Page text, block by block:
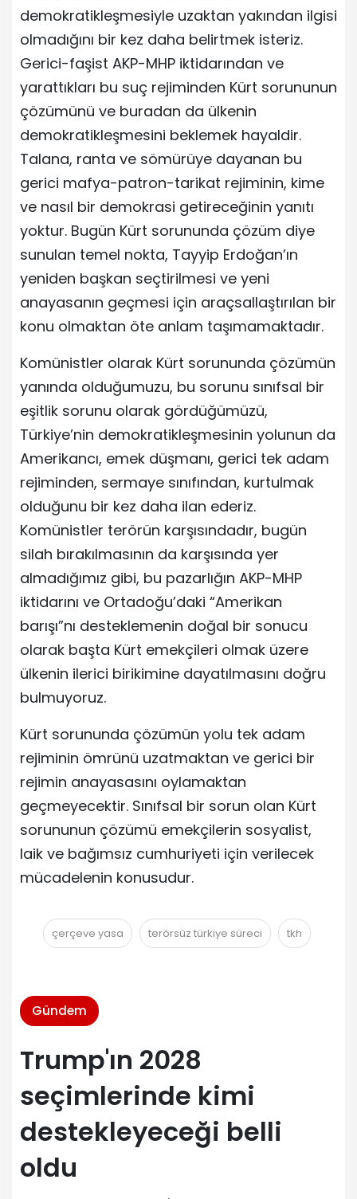
demokratikleşmesiyle uzaktan yakından ilgisi
olmadığını bir kez daha belirtmek isteriz.
Gerici-faşist AKP-MHP iktidarından ve
yarattıkları bu suç rejiminden Kürt sorununun
çözümünü ve buradan da ülkenin
demokratikleşmesini beklemek hayaldir.
Talana, ranta ve sömürüye dayanan bu
gerici mafya-patron-tarikat rejiminin, kime
ve nasıl bir demokrasi getireceğinin yanıtı
yoktur. Bugün Kürt sorununda çözüm diye
sunulan temel nokta, Tayyip Erdoğan’ın
yeniden başkan seçtirilmesi ve yeni
anayasanın geçmesi için araçsallaştırılan bir
konu olmaktan öte anlam taşımamaktadır.
Komünistler olarak Kürt sorununda çözümün
yanında olduğumuzu, bu sorunu sınıfsal bir
eşitlik sorunu olarak gördüğümüzü,
Türkiye’nin demokratikleşmesinin yolunun da
Amerikancı, emek düşmanı, gerici tek adam
rejiminden, sermaye sınıfından, kurtulmak
olduğunu bir kez daha ilan ederiz.
Komünistler terörün karşısındadır, bugün
silah bırakılmasının da karşısında yer
almadığımız gibi, bu pazarlığın AKP-MHP
iktidarını ve Ortadoğu’daki “Amerikan
barışı”nı desteklemenin doğal bir sonucu
olarak başta Kürt emekçileri olmak üzere
ülkenin ilerici birikimine dayatılmasını doğru
bulmuyoruz.
Kürt sorununda çözümün yolu tek adam
rejiminin ömrünü uzatmaktan ve gerici bir
rejimin anayasasını oylamaktan
geçmeyecektir. Sınıfsal bir sorun olan Kürt
sorununun çözümü emekçilerin sosyalist,
laik ve bağımsız cumhuriyeti için verilecek
mücadelenin konusudur.
çerçeve yasa terörsüz türkiye süreci tkh
Gündem
Trump'ın 2028
seçimlerinde kimi
destekleyeceği belli
oldu